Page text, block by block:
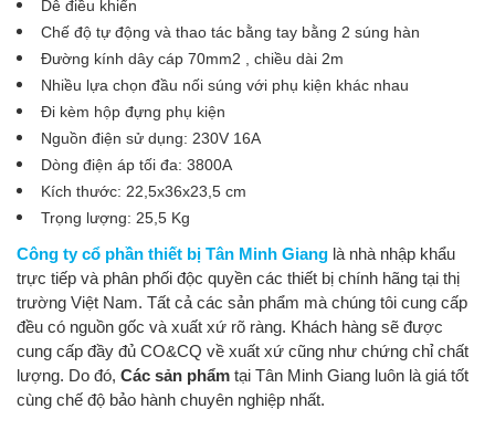
Dễ điều khiển
Chế độ tự động và thao tác bằng tay bằng 2 súng hàn
Đường kính dây cáp 70mm2 , chiều dài 2m
Nhiều lựa chọn đầu nối súng với phụ kiện khác nhau
Đi kèm hộp đựng phụ kiện
Nguồn điện sử dụng: 230V 16A
Dòng điện áp tối đa: 3800A
Kích thước: 22,5x36x23,5 cm
Trọng lượng: 25,5 Kg
Công ty cổ phần thiết bị Tân Minh Giang là nhà nhập khẩu
trực tiếp và phân phối độc quyền các thiết bị chính hãng tại thị
trường Việt Nam. Tất cả các sản phẩm mà chúng tôi cung cấp
đều có nguồn gốc và xuất xứ rõ ràng. Khách hàng sẽ được
cung cấp đầy đủ CO&CQ về xuất xứ cũng như chứng chỉ chất
lượng. Do đó, Các sản phẩm tại Tân Minh Giang luôn là giá tốt
cùng chế độ bảo hành chuyên nghiệp nhất.